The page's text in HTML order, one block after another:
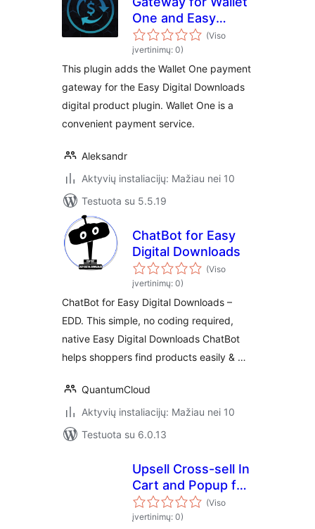
One and Easy
Digital Downloads
(Viso
įvertinimų: 0)
This plugin adds the Wallet One payment
gateway for the Easy Digital Downloads
digital product plugin. Wallet One is a
convenient payment service.
Aleksandr
Aktyvių instaliacijų: Mažiau nei 10
Testuota su 5.5.19
ChatBot for Easy
Digital Downloads
(Viso
įvertinimų: 0)
ChatBot for Easy Digital Downloads –
EDD. This simple, no coding required,
native Easy Digital Downloads ChatBot
helps shoppers find products easily & …
QuantumCloud
Aktyvių instaliacijų: Mažiau nei 10
Testuota su 6.0.13
Upsell Cross-sell In
Cart and Popup for
EDD
(Viso
įvertinimų: 0)